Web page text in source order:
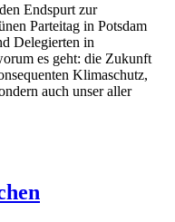
Endspurt zur
Parteitag in Potsdam
Delegierten in
es geht: die Zukunft
Klimaschutz,
auch unser aller